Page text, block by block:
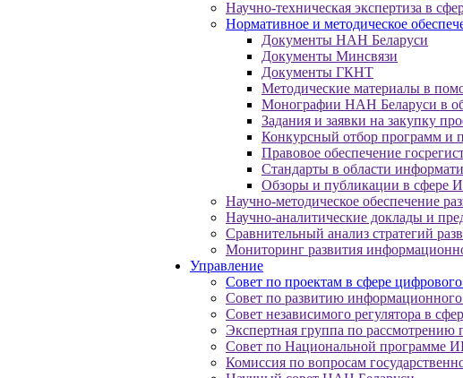
Научно-техническая экспертиза в
Нормативное и методическое
Документы НАН Беларуси
Документы Минсвязи
Документы ГКНТ
Методические материалы в
Монографии НАН Беларуси в
Задания и заявки на закупку
Конкурсный отбор программ и
Правовое обеспечение
Стандарты в области
Обзоры и публикации в сфере
Научно-методическое обеспечение
Научно-аналитические доклады и
Сравнительный анализ стратегий
Мониторинг развития
Управление
Совет по проектам в сфере
Совет по развитию
Совет независимого регулятора в
Экспертная группа по
Совет по Национальной программе
Комиссия по вопросам